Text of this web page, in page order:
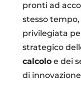
pronti ad
stesso
privilegiata
strategico
calcoloe dei
di